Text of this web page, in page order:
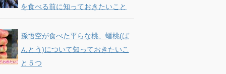
を食べる前に知っておきたいこと
孫悟空が食べた平らな桃、蟠桃(ば
んとう)について知っておきたいこ
と５つ